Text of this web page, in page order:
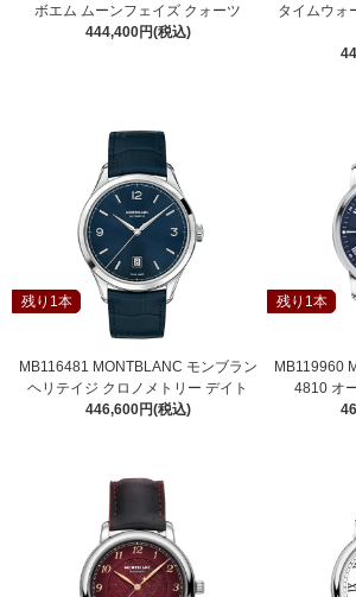
ボエム ムーンフェイズ クォーツ
444,400円(税込)
タイムウォ
残り1本
MB116481 MONTBLANC モンブラン
ヘリテイジ クロノメトリー デイト
446,600円(税込)
残り1本
MB119960
4810 オ